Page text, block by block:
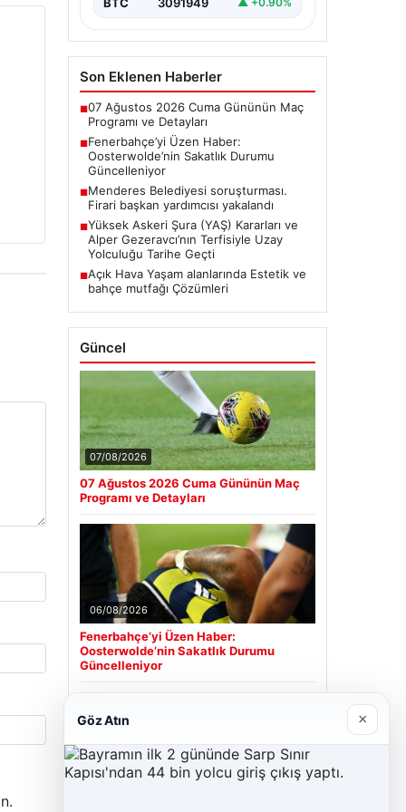
Son Eklenen Haberler
■07 Ağustos 2026 Cuma Gününün Maç
Programı ve Detayları
■Fenerbahçe’yi Üzen Haber:
Oosterwolde’nin Sakatlık Durumu
Güncelleniyor
■Menderes Belediyesi soruşturması.
Firari başkan yardımcısı yakalandı
■Yüksek Askeri Şura (YAŞ) Kararları ve
Alper Gezeravcı’nın Terfisiyle Uzay
Yolculuğu Tarihe Geçti
■Açık Hava Yaşam alanlarında Estetik ve
bahçe mutfağı Çözümleri
Güncel
07/08/2026
07 Ağustos 2026 Cuma Gününün Maç
Programı ve Detayları
06/08/2026
Fenerbahçe’yi Üzen Haber:
Oosterwolde’nin Sakatlık Durumu
Güncelleniyor
Cengiz Sigorta
Göz Atın ×